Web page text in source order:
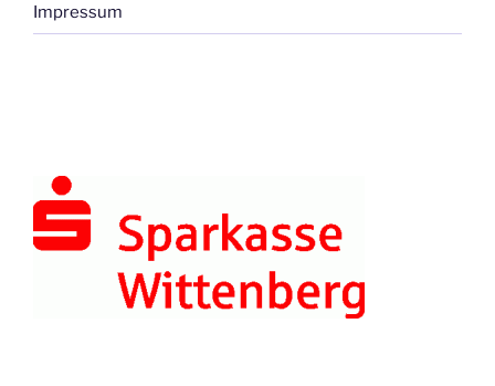
Impressum